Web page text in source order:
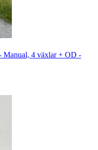
4 växlar + OD -